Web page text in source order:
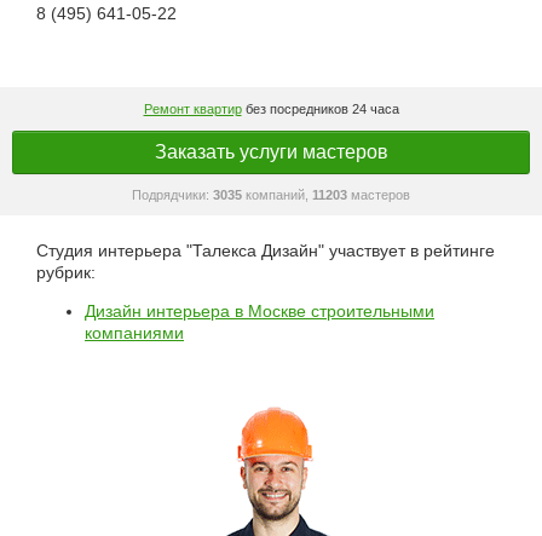
8 (495) 641-05-22
Ремонт квартирбез посредников 24 часа
Заказать услуги мастеров
Подрядчики: 3035 компаний, 11203 мастеров
Студия интерьера "Талекса Дизайн" участвует в рейтинге
рубрик:
Дизайн интерьера в Москве строительными
компаниями